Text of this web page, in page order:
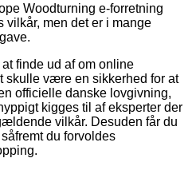
Woodturning e-forretning
vilkår, men det er i mange
finde ud af om online
skulle være en sikkerhed for at
officielle danske lovgivning,
kigges til af eksperter der
vilkår. Desuden får du
du forvoldes